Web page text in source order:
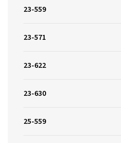
23-559
23-571
23-622
23-630
25-559